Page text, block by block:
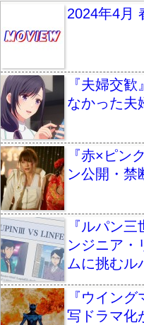
2024年4月
『夫婦交
なかった夫
『赤×ピン
ン公開・禁
『ルパン
ンジニア・
ムに挑むル
『ウイン
写ドラマ